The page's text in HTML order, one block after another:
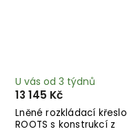
Lněné rozkládací křeslo
ROOTS s konstrukcí z
U vás od 3 týdnů
13 145 Kč